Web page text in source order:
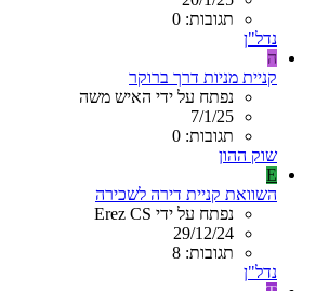
תגובות: 0
נדל"ן
ה
קניית מניות דרך ברוקר
נפתח על ידי האיש משה
7/1/25
תגובות: 0
שוק ההון
E
השוואת קניית דירה לשכירה
נפתח על ידי Erez CS
29/12/24
תגובות: 8
נדל"ן